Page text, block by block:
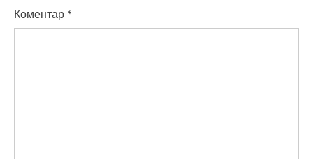
Коментар *